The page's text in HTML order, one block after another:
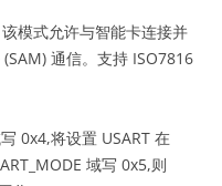
模式允许与智能卡连接并
通信。支持 ISO7816
0x4,将设置 USART 在
域写 0x5,则